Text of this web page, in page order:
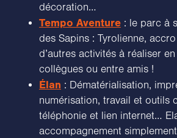
décoration…
Tempo Aventure : le parc à
des Sapins : Tyrolienne,
d’autres activités à réaliser
collègues ou entre amis !
Élan : Dématérialisation,
numérisation, travail et outils
téléphonie et lien internet…
accompagnement